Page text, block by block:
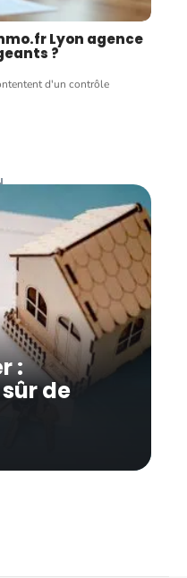
Lyon agence
?
d'un contrôle
:
de